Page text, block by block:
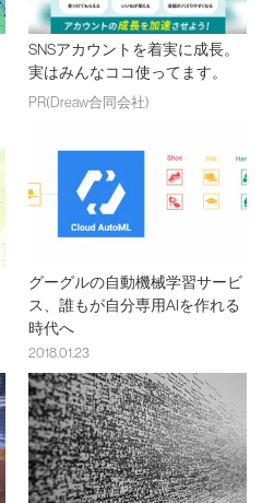
SNSアカウントを着実に成長。
実はみんなココ使ってます。
PR(Dreaw合同会社)
グーグルの自動機械学習サービ
ス、誰もが自分専用AIを作れる
時代へ
2018.01.23